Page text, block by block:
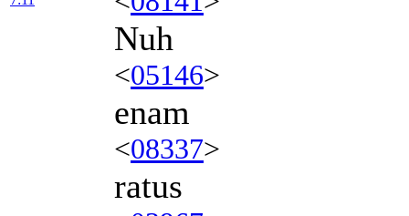
Nuh
<05146>
enam
<08337>
ratus